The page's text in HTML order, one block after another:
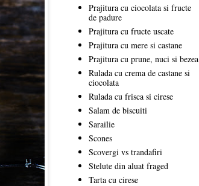
Prajitura cu ciocolata si fructe
de padure
Prajitura cu fructe uscate
Prajitura cu mere si castane
Prajitura cu prune, nuci si bezea
Rulada cu crema de castane si
ciocolata
Rulada cu frisca si cirese
Salam de biscuiti
Sarailie
Scones
Scovergi vs trandafiri
Stelute din aluat fraged
Tarta cu cirese